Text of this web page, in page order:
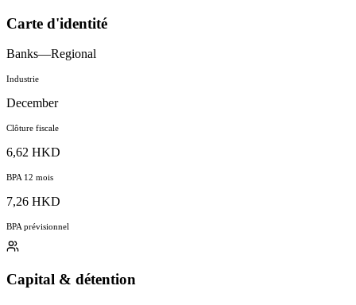
Carte d'identité
Banks—Regional
Industrie
December
Clôture fiscale
6,62 HKD
BPA 12 mois
7,26 HKD
BPA prévisionnel
Capital & détention